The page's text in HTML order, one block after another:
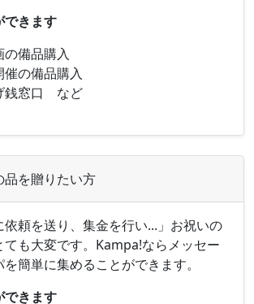
できます
の備品購入
催の備品購入
銭窓口 など
品を贈りたい方
依頼を送り、集金を行い...」お祝いの
ても大変です。Kampa!ならメッセー
簡単に集めることができます。
できます